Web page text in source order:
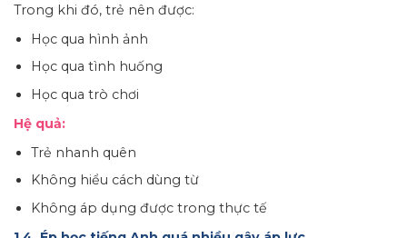
Trong khi đó, trẻ nên được:
Học qua hình ảnh
Học qua tình huống
Học qua trò chơi
Hệ quả:
Trẻ nhanh quên
Không hiểu cách dùng từ
Không áp dụng được trong thực tế